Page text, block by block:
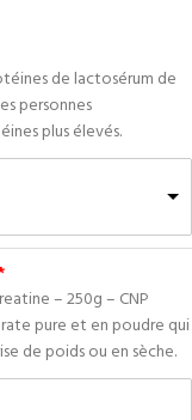
de lactosérum de
personnes
plus élevés.
– 250g – CNP
pure et en poudre qui
de poids ou en sèche.